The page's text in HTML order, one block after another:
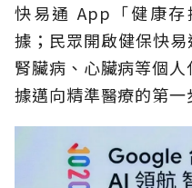
快易通 App「健康
據；民眾開啟健保快
腎臟病、心臟病等個
據邁向精準醫療的第一